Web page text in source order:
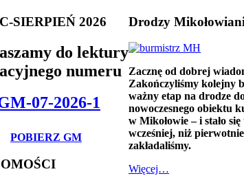
SIERPIEŃ 2026
do lektury
numeru
POBIERZ GM
Drodzy
Zacznę od dobrej
Zakończyliśmy kolejny
ważny etap na drodze
nowoczesnego obiektu
w Mikołowie – i stało się
wcześniej, niż pierwotnie
zakładaliśmy.
Więcej…